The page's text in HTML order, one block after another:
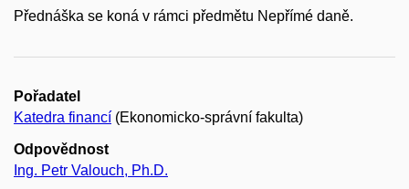
Přednáška se koná v rámci předmětu Nepřímé daně.
Pořadatel
Katedra financí (Ekonomicko-správní fakulta)
Odpovědnost
Ing. Petr Valouch, Ph.D.